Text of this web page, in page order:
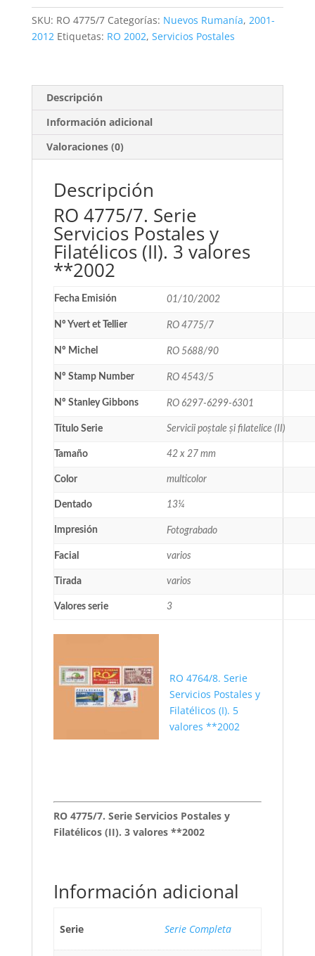
Postales
y
valores
**2002
cantidad
SKU: RO 4775/7 Categorías: Nuevos Rumanía, 2001-
2012 Etiquetas: RO 2002, Servicios Postales
Descripción
Información adicional
Valoraciones (0)
Descripción
RO 4775/7. Serie
Servicios Postales y
Filatélicos (II). 3 valores
**2002
Fecha Emisión 01/10/2002
Nº Yvert et Tellier RO 4775/7
Nº Michel RO 5688/90
Nº Stamp Number RO 4543/5
Nº Stanley Gibbons RO 6297-6299-6301
Título Serie Servicii poștale și filatelice (II)
Tamaño 42 x 27 mm
Color multicolor
Dentado 13¼
Impresión Fotograbado
Facial varios
Tirada varios
Valores serie 3
RO 4764/8. Serie
Servicios Postales y
Filatélicos (I). 5
valores **2002
RO 4775/7. Serie Servicios Postales y
Filatélicos (II). 3 valores **2002
Información adicional
Serie Serie Completa